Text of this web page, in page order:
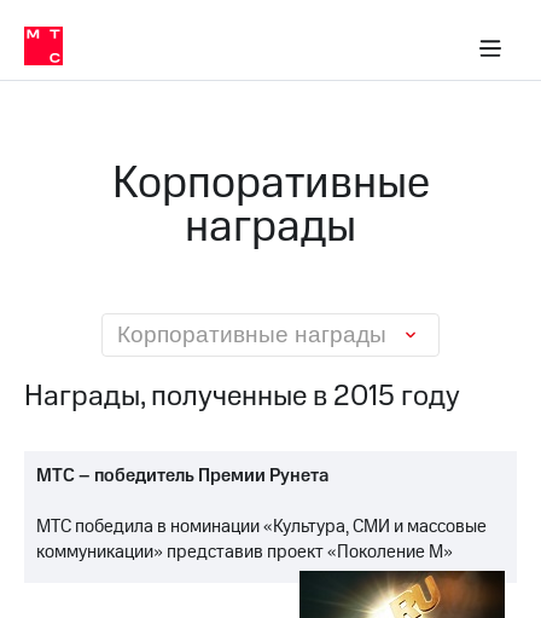
Медиа-центр
и акционерам
Устойчивое развитие
Комплаенс и деловая этика
компании
Карьера
в МТС
региона
информация
Пресс-
релизы
в МТС
Корпоративные
награды
Корпоративные награды
Награды, полученные в 2015 году
МТС – победитель Премии Рунета
МТС победила в номинации «Культура, СМИ и массовые
коммуникации» представив проект «Поколение М»